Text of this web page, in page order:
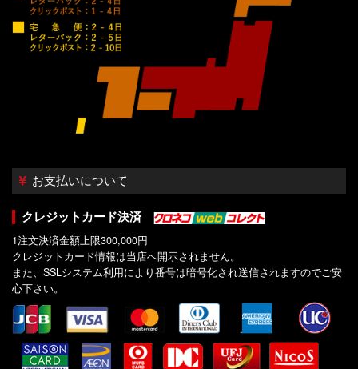
お支払いについて
クレジットカード決済
1注文決済金額上限300,000円
クレジットカード情報は当店へ開示されません。
また、SSLシステム利用により番号は暗号化され送信されますのでご安
心下さい。